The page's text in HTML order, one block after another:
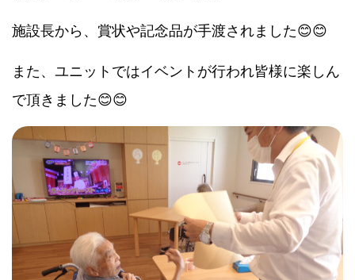
施設長から、賞状や記念品が手渡されました😊😊
また、ユニットではイベントが行われ皆様に楽しん
で頂きました😊😊